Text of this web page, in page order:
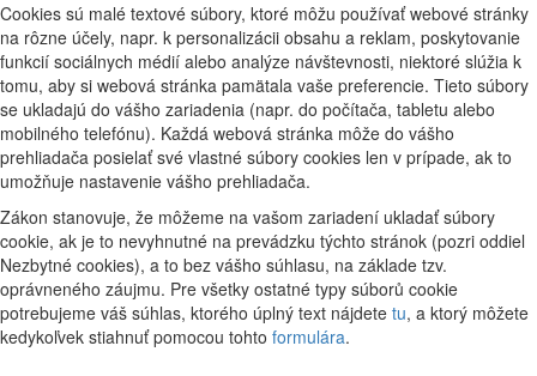
Cookies sú malé textové súbory, ktoré môžu používať webové stránky
na rôzne účely, napr. k personalizácii obsahu a reklam, poskytovanie
funkcií sociálnych médií alebo analýze návštevnosti, niektoré slúžia k
tomu, aby si webová stránka pamätala vaše preferencie. Tieto súbory
se ukladajú do vášho zariadenia (napr. do počítača, tabletu alebo
mobilného telefónu). Každá webová stránka môže do vášho
prehliadača posielať své vlastné súbory cookies len v prípade, ak to
umožňuje nastavenie vášho prehliadača.
Zákon stanovuje, že môžeme na vašom zariadení ukladať súbory
cookie, ak je to nevyhnutné na prevádzku týchto stránok (pozri oddiel
Nezbytné cookies), a to bez vášho súhlasu, na základe tzv.
oprávneného záujmu. Pre všetky ostatné typy súborů cookie
potrebujeme váš súhlas, ktorého úplný text nájdete tu, a ktorý môžete
kedykoľvek stiahnuť pomocou tohto formulára.